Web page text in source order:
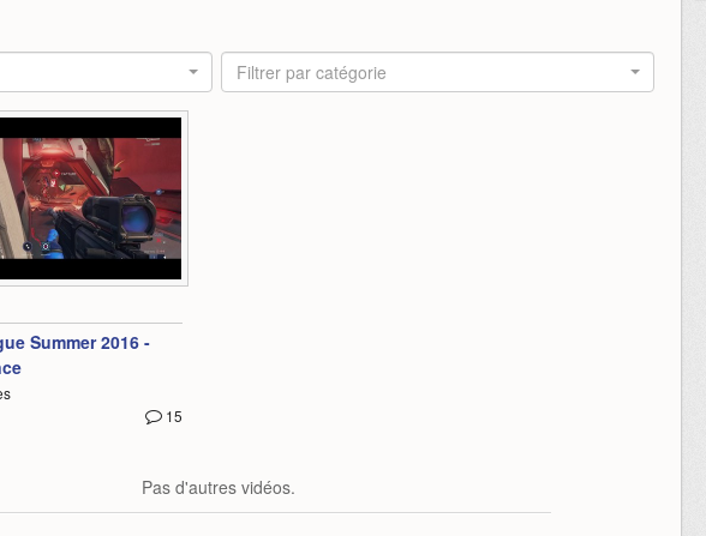
Filtrer par catégorie
Summer 2016 -
15
Pas d'autres vidéos.